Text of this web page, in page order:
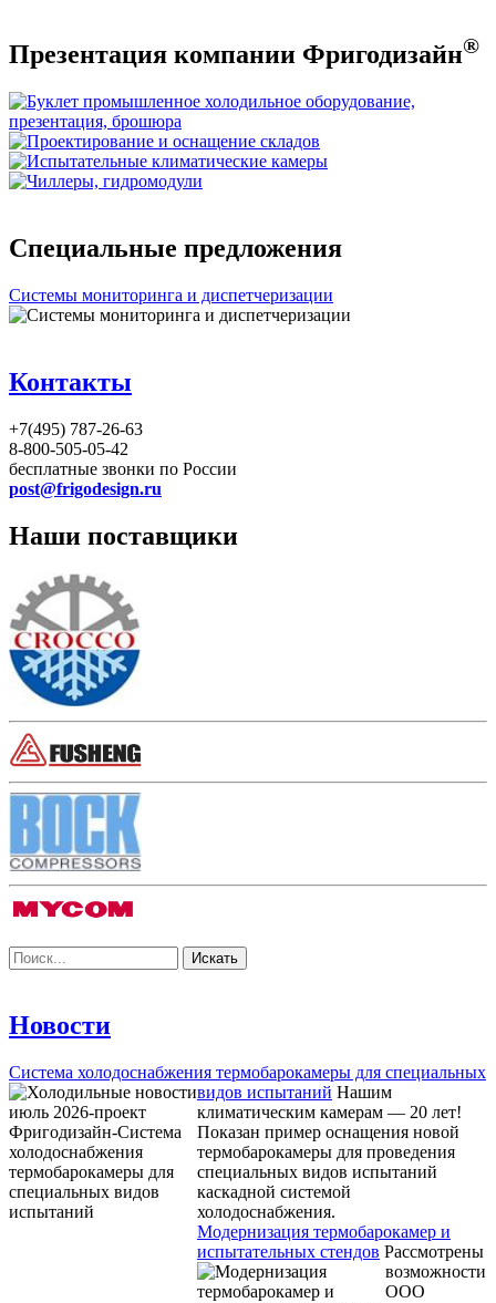
Презентация компании Фригодизайн®
Специальные предложения
Системы мониторинга и диспетчеризации
Контакты
+7(495) 787-26-63
8-800-505-05-42
бесплатные звонки по России
post@frigodesign.ru
Наши поставщики
Новости
Система холодоснабжения термобарокамеры для специальных
видов испытаний Нашим
климатическим камерам — 20 лет!
Показан пример оснащения новой
термобарокамеры для проведения
специальных видов испытаний
каскадной системой
холодоснабжения.
Модернизация термобарокамер и
испытательных стендов Рассмотрены
возможности
ООО